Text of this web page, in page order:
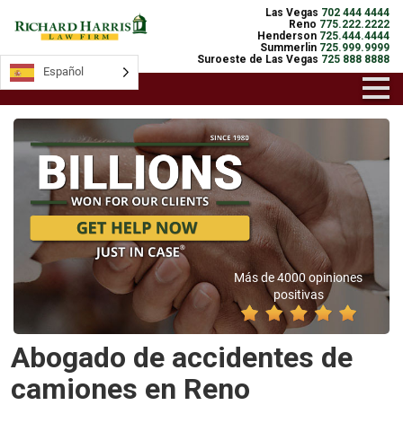
Las Vegas 702 444 4444
Reno 775.222.2222
Henderson 725.444.4444
Summerlin 725.999.9999
Suroeste de Las Vegas 725 888 8888
Más de 4000 opiniones
positivas
Abogado de accidentes de
camiones en Reno
Español